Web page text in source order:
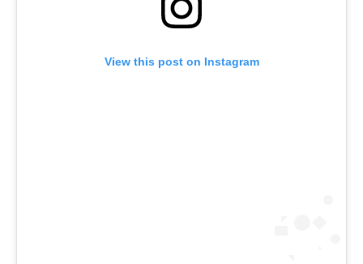
View this post on Instagram